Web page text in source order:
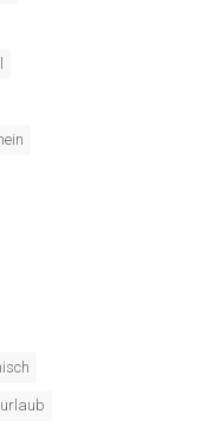
urlaub